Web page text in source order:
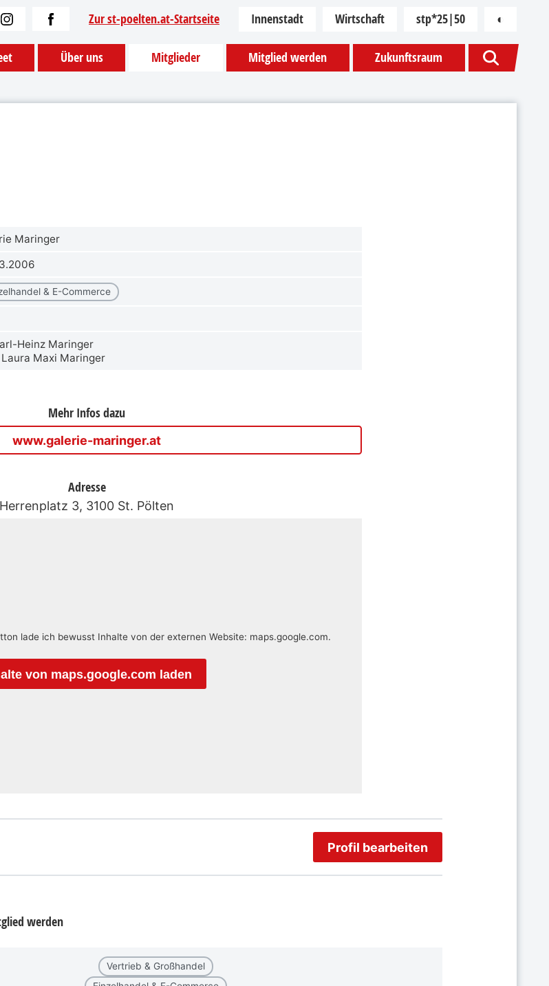
Über uns Mitglieder Mitglied werden Zukunftsraum
Zur st-poelten.at-Startseite Innenstadt Wirtschaft stp*25|50 ◐
Maringer
& E-Commerce
Heinz Maringer
Laura Maxi Maringer
Mehr Infos dazu
www.galerie-maringer.at
Adresse
Herrenplatz 3, 3100 St. Pölten
lade ich bewusst Inhalte von der externen Website: maps.google.com.
von maps.google.com laden
Profil bearbeiten
werden
Vertrieb & Großhandel